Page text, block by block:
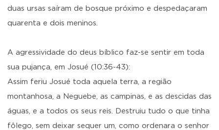
duas ursas saíram de bosque próximo e despedaçaram
quarenta e dois meninos.
A agressividade do deus bíblico faz-se sentir em toda
sua pujança, em Josué (10:36-43):
Assim feriu Josué toda aquela terra, a região
montanhosa, a Neguebe, as campinas, e as descidas das
águas, e a todos os seus reis. Destruiu tudo o que tinha
fôlego, sem deixar sequer um, como ordenara o senhor